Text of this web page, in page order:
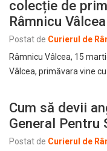
colecție de
Râmnicu Vâlcea
Postat de Curierul de
Râmnicu Vâlcea, 15
Vâlcea, primăvara vine
Cum să devii
General Pentru
Postat de Curierul de